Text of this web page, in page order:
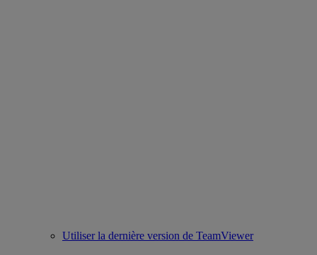
Utiliser la dernière version de TeamViewer